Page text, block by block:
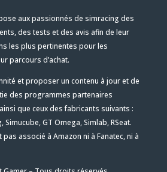
aux passionnés de simracing des
des tests et des avis afin de leur
les plus pertinentes pour les
parcours d’achat.
et proposer un contenu à jour et de
des programmes partenaires
que ceux des fabricants suivants :
Simucube, GT Omega, Simlab, RSeat.
pas associé à Amazon ni à Fanatec, ni à